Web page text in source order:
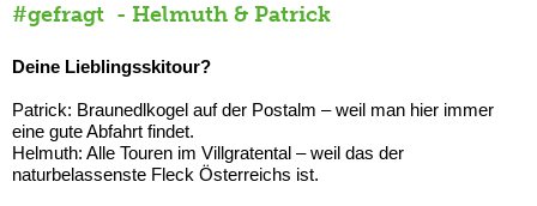
#gefragt - Helmuth & Patrick
Deine Lieblingsskitour?
Patrick: Braunedlkogel auf der Postalm – weil man hier immer
eine gute Abfahrt findet.
Helmuth: Alle Touren im Villgratental – weil das der
naturbelassenste Fleck Österreichs ist.